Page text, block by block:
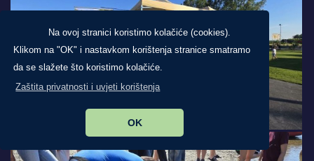
Na ovoj stranici koristimo kolačiće (cookies).
Klikom na "OK" i nastavkom korištenja stranice smatramo
da se slažete što koristimo kolačiće.
Zaštita privatnosti i uvjeti korištenja
OK